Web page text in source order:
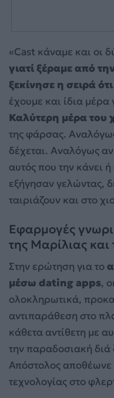
«Cast κάναμε και οι
γιατί ξέραμε από
ξεκίνησε η σειρά
έχουμε και ίδια μέρα
Καλύτερη μέρα του
της φάρσας.
δέχεται. Αναλόγως
αυτός που την κάνει
εξήγησαν γελώντας,
ταιριάζουν και στο
Εφαρμογές
της Μαρίλιας
Στην ερώτηση για το
μέσω dating apps,
ολοκληρωτικά,
αντιπαράθεση στο
κάθετα αντίθετη με
την παραδοσιακή
Απόστολος αποθέωνε
τεχνολογίας στο